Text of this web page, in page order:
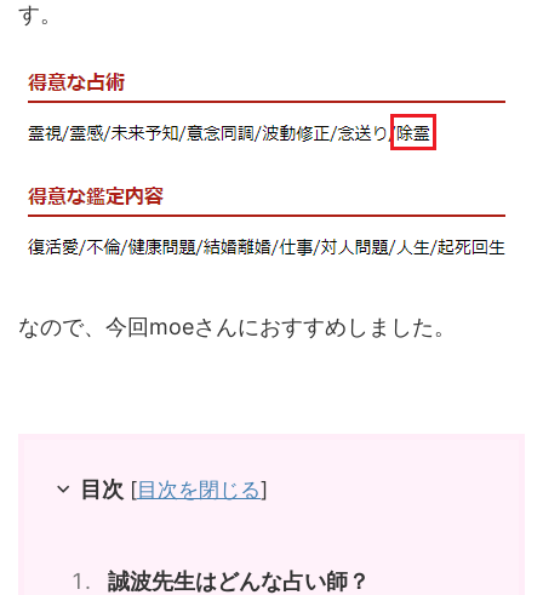
す。
なので、今回moeさんにおすすめしました。
目次 [目次を閉じる]
誠波先生はどんな占い師？